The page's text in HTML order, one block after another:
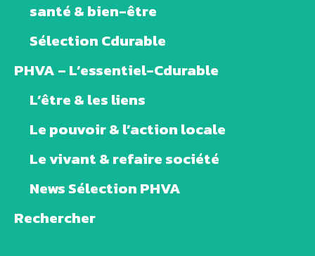
santé & bien-être
Sélection Cdurable
PHVA – L’essentiel-Cdurable
L’être & les liens
Le pouvoir & l’action locale
Le vivant & refaire société
News Sélection PHVA
Rechercher